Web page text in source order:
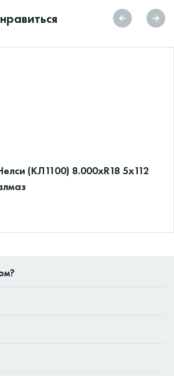
(КЛ1100) 8.000xR18 5x112